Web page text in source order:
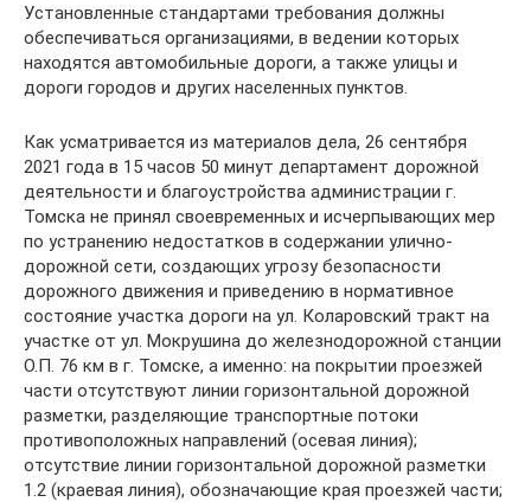
Установленные стандартами требования должны
обеспечиваться организациями, в ведении которых
находятся автомобильные дороги, а также улицы и
дороги городов и других населенных пунктов.
Как усматривается из материалов дела, 26 сентября
2021 года в 15 часов 50 минут департамент дорожной
деятельности и благоустройства администрации г.
Томска не принял своевременных и исчерпывающих мер
по устранению недостатков в содержании улично-
дорожной сети, создающих угрозу безопасности
дорожного движения и приведению в нормативное
состояние участка дороги на ул. Коларовский тракт на
участке от ул. Мокрушина до железнодорожной станции
О.П. 76 км в г. Томске, а именно: на покрытии проезжей
части отсутствуют линии горизонтальной дорожной
разметки, разделяющие транспортные потоки
противоположных направлений (осевая линия);
отсутствие линии горизонтальной дорожной разметки
1.2 (краевая линия), обозначающие края проезжей части;